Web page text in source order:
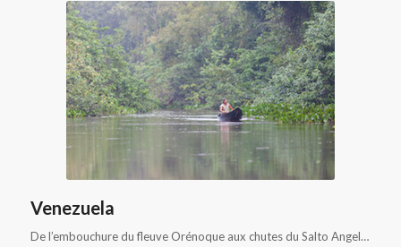
Venezuela
De l’embouchure du fleuve Orénoque aux chutes du Salto Angel…